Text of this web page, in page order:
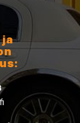
ja